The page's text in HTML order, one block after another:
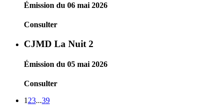
Émission du 06 mai 2026
Consulter
CJMD La Nuit 2
Émission du 05 mai 2026
Consulter
1 23...39